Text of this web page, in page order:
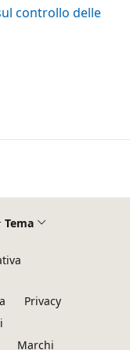
controllo delle
Tema
Privacy
Marchi